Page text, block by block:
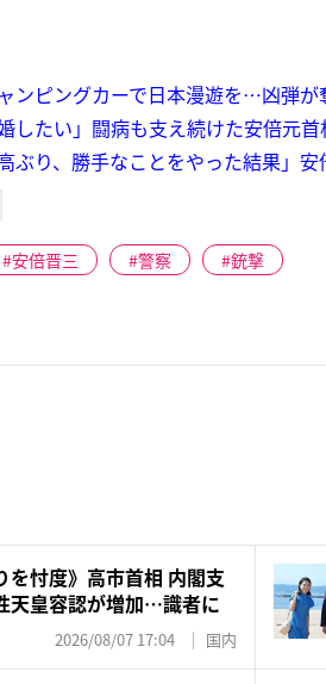
ピングカーで日本漫遊を…凶弾が
したい」闘病も支え続けた安倍元
ぶり、勝手なことをやった結果」
安倍晋三 警察 銃撃
を忖度》高市首相 内閣支
天皇容認が増加…識者に
2026/08/07 17:04 国内